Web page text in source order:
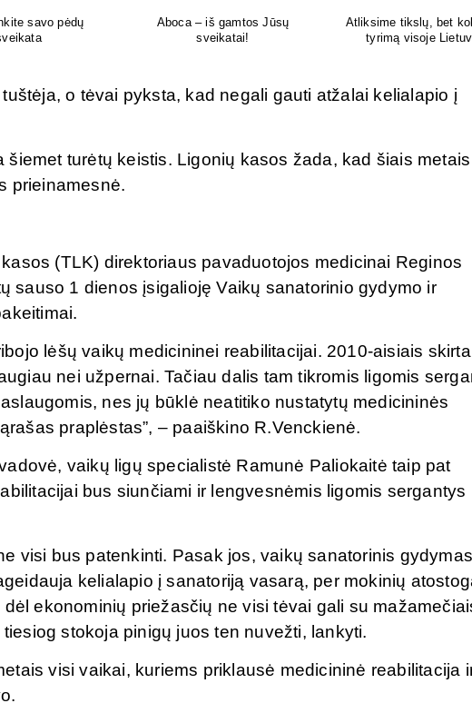
bet kokį DNR
Lietuvoje
Šiuolaikiška vaikų sveikatos
priežiūros įstaiga
Tikras vasaros kvapas
tavo delne
o tėvai pyksta, kad negali gauti atžalai kelialapio į
turėtų keistis. Ligonių kasos žada, kad šiais metais
prieinamesnė.
(TLK) direktoriaus pavaduotojos medicinai Reginos
sauso 1 dienos įsigalioję Vaikų sanatorinio gydymo ir
lėšų vaikų medicininei reabilitacijai. 2010-aisiais skirta
nei užpernai. Tačiau dalis tam tikromis ligomis
nes jų būklė neatitiko nustatytų medicininės
praplėstas”, – paaiškino R.Venckienė.
vaikų ligų specialistė Ramunė Paliokaitė taip pat
bus siunčiami ir lengvesnėmis ligomis sergantys
visi bus patenkinti. Pasak jos, vaikų sanatorinis
kelialapio į sanatoriją vasarą, per mokinių
ekonominių priežasčių ne visi tėvai gali su
stokoja pinigų juos ten nuvežti, lankyti.
visi vaikai, kuriems priklausė medicininė reabilitacija